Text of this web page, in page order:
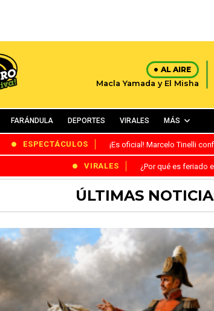
AL AIRE
Macla Yamada y El Misha
FARÁNDULA DEPORTES VIRALES MÁS
ESPECTÁCULOS ¡Es oficial! Marcelo Tinelli
VIRALES ¿Por qué es feriado
ÚLTIMAS